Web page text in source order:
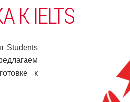
К IELTS
Students
к